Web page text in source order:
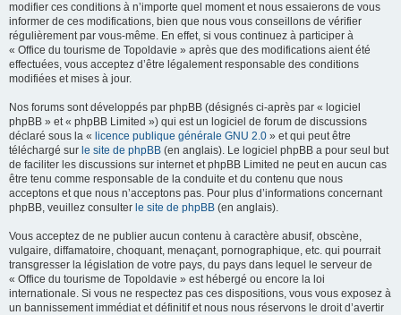
modifier ces conditions à n’importe quel moment et nous essaierons de vous
informer de ces modifications, bien que nous vous conseillons de vérifier
régulièrement par vous-même. En effet, si vous continuez à participer à
« Office du tourisme de Topoldavie » après que des modifications aient été
effectuées, vous acceptez d’être légalement responsable des conditions
modifiées et mises à jour.
Nos forums sont développés par phpBB (désignés ci-après par « logiciel
phpBB » et « phpBB Limited ») qui est un logiciel de forum de discussions
déclaré sous la « licence publique générale GNU 2.0 » et qui peut être
téléchargé sur le site de phpBB (en anglais). Le logiciel phpBB a pour seul but
de faciliter les discussions sur internet et phpBB Limited ne peut en aucun cas
être tenu comme responsable de la conduite et du contenu que nous
acceptons et que nous n’acceptons pas. Pour plus d’informations concernant
phpBB, veuillez consulter le site de phpBB (en anglais).
Vous acceptez de ne publier aucun contenu à caractère abusif, obscène,
vulgaire, diffamatoire, choquant, menaçant, pornographique, etc. qui pourrait
transgresser la législation de votre pays, du pays dans lequel le serveur de
« Office du tourisme de Topoldavie » est hébergé ou encore la loi
internationale. Si vous ne respectez pas ces dispositions, vous vous exposez à
un bannissement immédiat et définitif et nous nous réservons le droit d’avertir